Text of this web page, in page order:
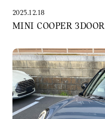
2025.12.18
MINI COOPER 3DOOR